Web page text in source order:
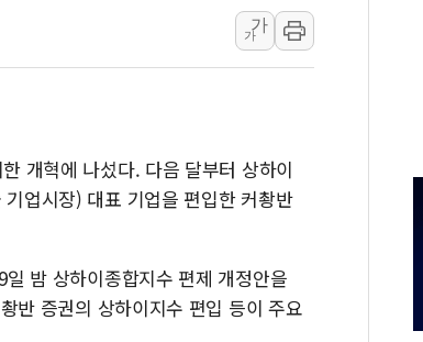
[속보] 민주, 강원 경선 결과 발표...김민
정재헌 CEO, SKT 장기고객 400명 맞이
인천시 광복절 현수막 '태극기 거꾸로' 논
병무청, 보충역 전면 손질… 예술·체육요
홈플러스發 대형마트 판매, 역대 최대
윤준병·이해민 의원, '정부 특사'로 콜롬
'호우·산사태 주의보' 울진 시간당
가
가
개혁에 나섰다. 다음 달부터 상하이
업시장) 대표 기업을 편입한 커촹반
밤 상하이종합지수 편제 개정안을
반 증권의 상하이지수 편입 등이 주요